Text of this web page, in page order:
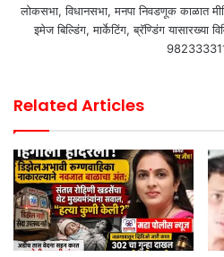
लोकसभा, विधानसभा, मनपा निवडणूक काळात
इमेज बिल्डिंग, मार्केटिंग, ब्रॅण्डिंग यासारख्या
Related Articles